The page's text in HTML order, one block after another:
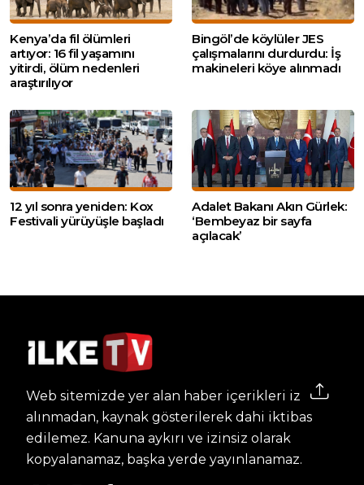
Kenya’da fil ölümleri
artıyor: 16 fil yaşamını
yitirdi, ölüm nedenleri
araştırılıyor
Bingöl’de köylüler JES
çalışmalarını durdurdu: İş
makineleri köye alınmadı
12 yıl sonra yeniden: Kox
Festivali yürüyüşle başladı
Adalet Bakanı Akın Gürlek:
‘Bembeyaz bir sayfa
açılacak’
Web sitemizde yer alan haber içerikleri izin
alınmadan, kaynak gösterilerek dahi iktibas
edilemez. Kanuna aykırı ve izinsiz olarak
kopyalanamaz, başka yerde yayınlanamaz.